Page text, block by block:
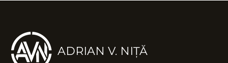
ADRIAN V. NIȚĂ